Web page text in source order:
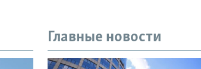
Главные новости